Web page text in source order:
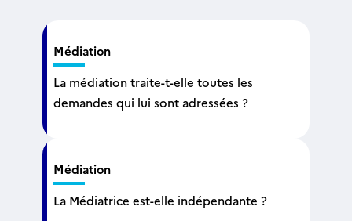
Médiation
La médiation traite-t-elle toutes les
demandes qui lui sont adressées ?
Médiation
La Médiatrice est-elle indépendante ?